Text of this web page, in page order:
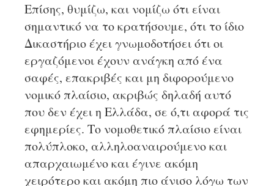
Επίσης, θυμίζω, και νομίζω ότι είναι
σημαντικό να το κρατήσουμε, ότι το ίδιο
Δικαστήριο έχει γνωμοδοτήσει ότι οι
εργαζόμενοι έχουν ανάγκη από ένα
σαφές, επακριβές και μη διφορούμενο
νομικό πλαίσιο, ακριβώς δηλαδή αυτό
που δεν έχει η Ελλάδα, σε ό,τι αφορά τις
εφημερίες. Το νομοθετικό πλαίσιο είναι
πολύπλοκο, αλληλοαναιρούμενο και
απαρχαιωμένο και έγινε ακόμη
χειρότερο και ακόμη πιο άνισο λόγω των